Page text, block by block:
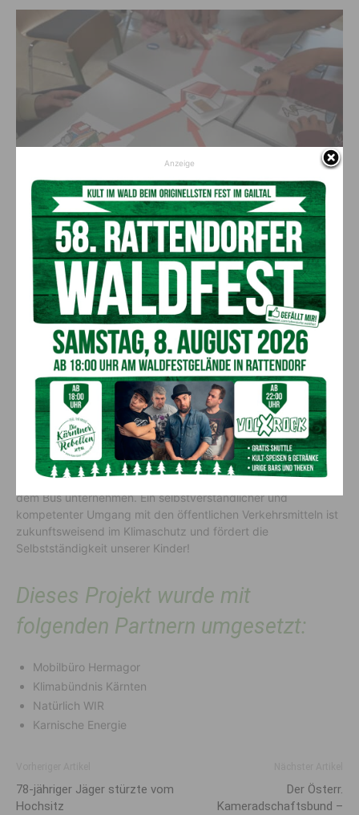
(c) Miriam Kaiser
Einblicke gewinnen – Mobilbüro
Hermagor stellte einen Linienbus
zur Verfügung
Anschließend gab es noch die Chance einen Linienbus des
Mobilbüro Hermagor in der „Busschule“ zu erleben. Der
Buschauffeur stellte seinen Linienbus vor und die Kinder
konnten praktische Einblicke gewinnen und eine Extrafahrt mit
dem Bus unternehmen. Ein selbstverständlicher und
kompetenter Umgang mit den öffentlichen Verkehrsmitteln ist
zukunftsweisend im Klimaschutz und fördert die
Selbstständigkeit unserer Kinder!
Dieses Projekt wurde mit
folgenden Partnern umgesetzt:
Mobilbüro Hermagor
Klimabündnis Kärnten
Natürlich WIR
Karnische Energie
78-jähriger Jäger stürzte vom
Hochsitz
Der Österr.
Kameradschaftsbund –
Anzeige